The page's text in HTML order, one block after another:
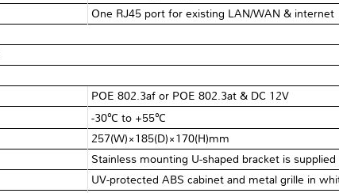
One RJ45 port for existing LAN/WAN & internet
POE 802.3af or POE 802.3at & DC 12V
-30℃ to +55℃
257(W)×185(D)×170(H)mm
Stainless mounting U-shaped bracket is supplied
UV-protected ABS cabinet and metal grille in